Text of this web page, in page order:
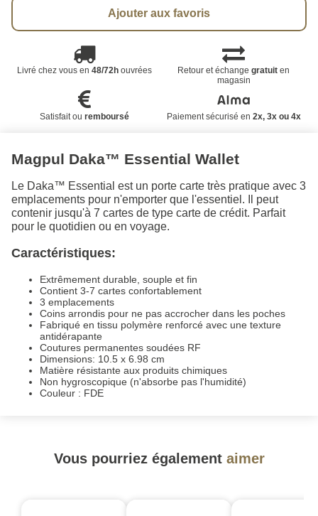
Ajouter aux favoris
Livré chez vous en 48/72houvrées Retour et échangegratuit en
magasin
Satisfait ou remboursé Paiement sécurisé en 2x, 3x ou 4x
Magpul Daka™ Essential Wallet
Le Daka™ Essential est un porte carte très pratique avec 3
emplacements pour n'emporter que l'essentiel. Il peut
contenir jusqu'à 7 cartes de type carte de crédit. Parfait
pour le quotidien ou en voyage.
Caractéristiques:
Extrêmement durable, souple et fin
Contient 3-7 cartes confortablement
3 emplacements
Coins arrondis pour ne pas accrocher dans les poches
Fabriqué en tissu polymère renforcé avec une texture
antidérapante
Coutures permanentes soudées RF
Dimensions: 10.5 x 6.98 cm
Matière résistante aux produits chimiques
Non hygroscopique (n'absorbe pas l'humidité)
Couleur : FDE
Vous pourriez également aimer